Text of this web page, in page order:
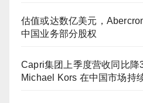
估值或达数亿美元，
中国业务部分股权
Capri集团上季度营收同比降
Michael Kors 在中国市场持